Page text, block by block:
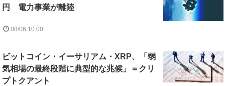
円 電力事業が離陸
08/06 10:00
ビットコイン・イーサリアム・XRP、「弱
気相場の最終段階に典型的な兆候」＝クリ
プトクアント